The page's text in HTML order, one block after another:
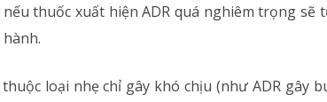
nếu thuốc xuất hiện ADR quá nghiêm trọng
loại nhẹ chỉ gây khó chịu (như ADR gây